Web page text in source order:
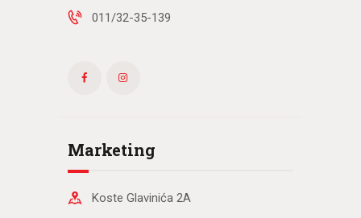
011/32-35-139
Marketing
Koste Glavinića 2A